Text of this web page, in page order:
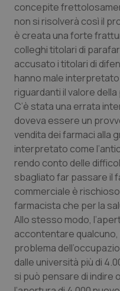
concepite
non si risolverà così il
è creata una forte
colleghi titolari di
accusato i titolari di
hanno male
riguardanti il valore
C’è stata una errata
doveva essere un
vendita dei farmaci alla
interpretato come
rendo conto delle
sbagliato far passare il
commerciale è
farmacista che per la
Allo stesso modo,
accontentare qualcuno,
problema
dalle università più di
si può pensare di indire